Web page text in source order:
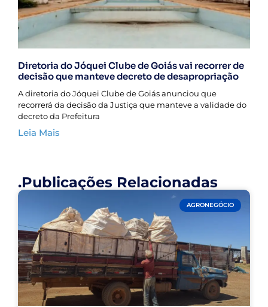
Diretoria do Jóquei Clube de Goiás vai recorrer de
decisão que manteve decreto de desapropriação
A diretoria do Jóquei Clube de Goiás anunciou que
recorrerá da decisão da Justiça que manteve a validade do
decreto da Prefeitura
Leia Mais
.Publicações Relacionadas
AGRONEGÓCIO